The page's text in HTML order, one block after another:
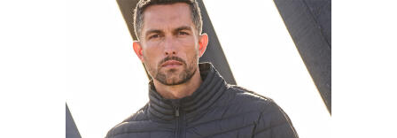
Previous Next